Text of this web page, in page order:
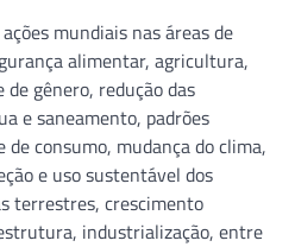
mundiais nas áreas de
alimentar, agricultura,
de gênero, redução das
e saneamento, padrões
consumo, mudança do clima,
e uso sustentável dos
terrestres, crescimento
industrialização, entre